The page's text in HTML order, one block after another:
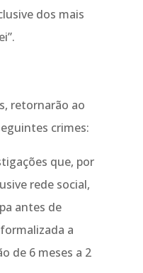
dos mais
retornarão ao
crimes:
que, por
rede social,
antes de
a
de 6 meses a 2